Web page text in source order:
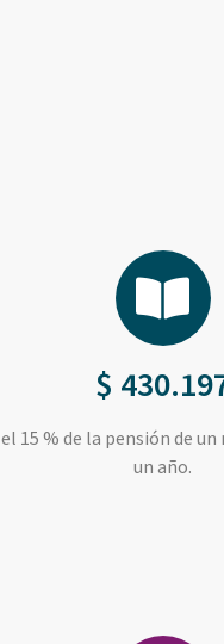
$
el 15 % de la pensión de
un año.